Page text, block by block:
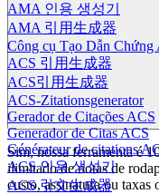
AMA 인용 생성기
AMA 引用生成器
Công cụ Tạo Dẫn Chứng
ACS 引用生成器
ACS引用生成器
ACS-Zitationsgenerator
Gerador de Citações ACS
Generador de Citas ACS
Générateur de citations
ACS 인용 생성기
ACS 引文生成器
Sim, nossa ferramenta é
ilimitado de notas de
custo, assinatura ou taxas